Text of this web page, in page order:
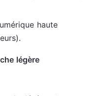
haute
légère